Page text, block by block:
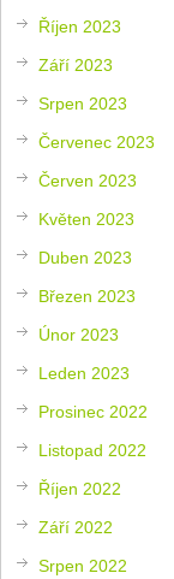
Říjen 2023
Září 2023
Srpen 2023
Červenec 2023
Červen 2023
Květen 2023
Duben 2023
Březen 2023
Únor 2023
Leden 2023
Prosinec 2022
Listopad 2022
Říjen 2022
Září 2022
Srpen 2022